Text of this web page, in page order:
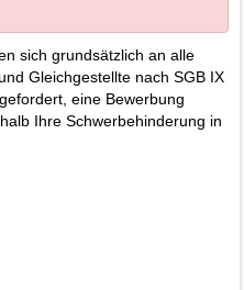
sich grundsätzlich an alle
Gleichgestellte nach SGB IX
eine Bewerbung
Ihre Schwerbehinderung in